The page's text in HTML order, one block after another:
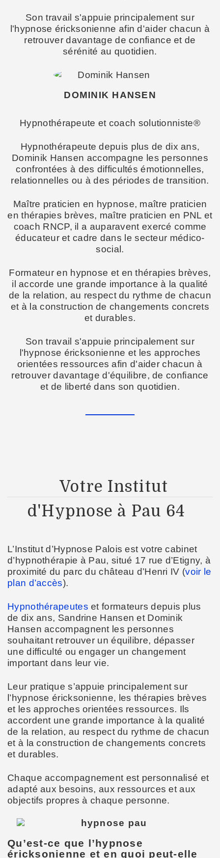
Son travail s'appuie principalement sur
l'hypnose éricksonienne afin d'aider chacun à
retrouver davantage de confiance et de
sérénité au quotidien.
DOMINIK HANSEN
Hypnothérapeute et coach solutionniste®
Hypnothérapeute depuis plus de dix ans,
Dominik Hansen accompagne les personnes
confrontées à des difficultés émotionnelles,
relationnelles ou à des périodes de transition.
Maître praticien en hypnose, maître praticien
en thérapies brèves, maître praticien en PNL et
coach RNCP, il a auparavent exercé comme
éducateur et cadre dans le secteur médico-
social.
Formateur en hypnose et en thérapies brèves,
il accorde une grande importance à la qualité
de la relation, au respect du rythme de chacun
et à la construction de changements concrets
et durables.
Son travail s'appuie principalement sur
l'hypnose éricksonienne et les approches
orientées ressources afin d'aider chacun à
retrouver davantage d'équilibre, de confiance
et de liberté dans son quotidien.
Votre Institut
d'Hypnose à Pau 64
L’Institut d’Hypnose Palois est votre cabinet
d’hypnothérapie à Pau, situé 17 rue d’Etigny, à
proximité du parc du château d’Henri IV (voir le
plan d’accès).
Hypnothérapeutes et formateurs depuis plus
de dix ans, Sandrine Hansen et Dominik
Hansen accompagnent les personnes
souhaitant retrouver un équilibre, dépasser
une difficulté ou engager un changement
important dans leur vie.
Leur pratique s’appuie principalement sur
l’hypnose éricksonienne, les thérapies brèves
et les approches orientées ressources. Ils
accordent une grande importance à la qualité
de la relation, au respect du rythme de chacun
et à la construction de changements concrets
et durables.
Chaque accompagnement est personnalisé et
adapté aux besoins, aux ressources et aux
objectifs propres à chaque personne.
Qu’est-ce que l’hypnose
éricksonienne et en quoi peut-elle